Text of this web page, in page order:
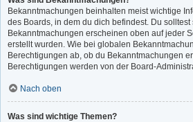
Bekanntmachungen beinhalten meist wichtige
des Boards, in dem du dich befindest. Du solltest
Bekanntmachungen erscheinen oben auf jeder
erstellt wurden. Wie bei globalen
Berechtigungen ab, ob du Bekanntmachungen
Berechtigungen werden von der Board-
Nach oben
Was sind wichtige Themen?